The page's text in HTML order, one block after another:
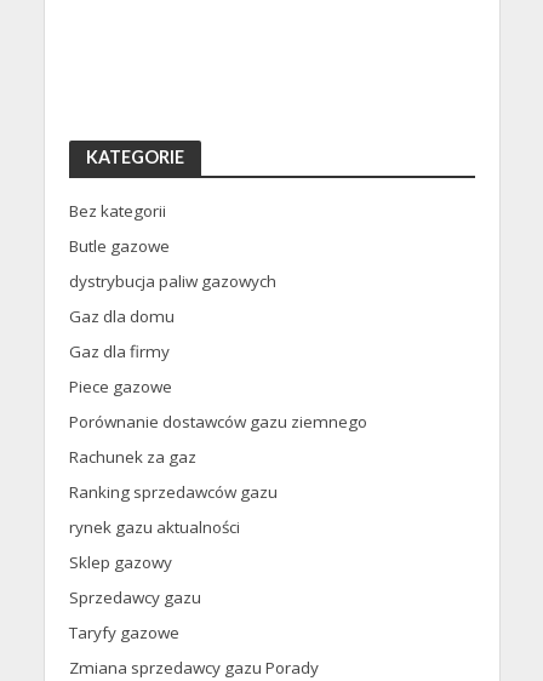
KATEGORIE
Bez kategorii
Butle gazowe
dystrybucja paliw gazowych
Gaz dla domu
Gaz dla firmy
Piece gazowe
Porównanie dostawców gazu ziemnego
Rachunek za gaz
Ranking sprzedawców gazu
rynek gazu aktualności
Sklep gazowy
Sprzedawcy gazu
Taryfy gazowe
Zmiana sprzedawcy gazu Porady